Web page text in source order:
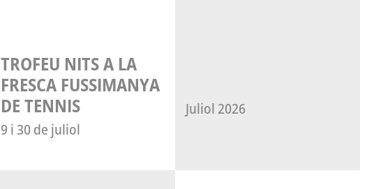
TROFEU NITS A LA
FRESCA FUSSIMANYA
DE TENNIS
9 i 30 de juliol
Juliol 2026